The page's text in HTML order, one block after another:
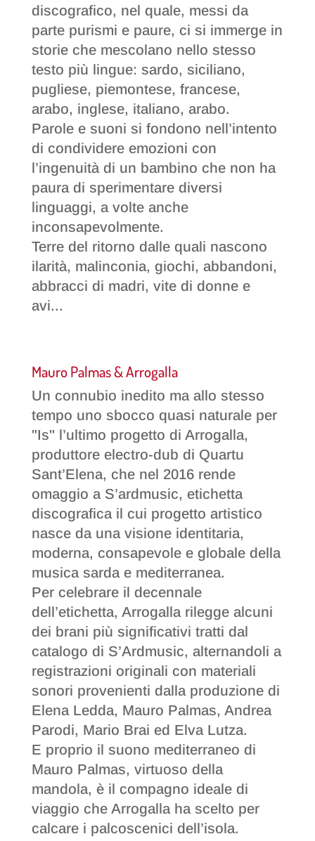
discografico, nel quale, messi da
parte purismi e paure, ci si immerge in
storie che mescolano nello stesso
testo più lingue: sardo, siciliano,
pugliese, piemontese, francese,
arabo, inglese, italiano, arabo.
Parole e suoni si fondono nell’intento
di condividere emozioni con
l’ingenuità di un bambino che non ha
paura di sperimentare diversi
linguaggi, a volte anche
inconsapevolmente.
Terre del ritorno dalle quali nascono
ilarità, malinconia, giochi, abbandoni,
abbracci di madri, vite di donne e
avi...
Mauro Palmas & Arrogalla
Un connubio inedito ma allo stesso
tempo uno sbocco quasi naturale per
"Is" l’ultimo progetto di Arrogalla,
produttore electro-dub di Quartu
Sant’Elena, che nel 2016 rende
omaggio a S’ardmusic, etichetta
discografica il cui progetto artistico
nasce da una visione identitaria,
moderna, consapevole e globale della
musica sarda e mediterranea.
Per celebrare il decennale
dell’etichetta, Arrogalla rilegge alcuni
dei brani più significativi tratti dal
catalogo di S’Ardmusic, alternandoli a
registrazioni originali con materiali
sonori provenienti dalla produzione di
Elena Ledda, Mauro Palmas, Andrea
Parodi, Mario Brai ed Elva Lutza.
E proprio il suono mediterraneo di
Mauro Palmas, virtuoso della
mandola, è il compagno ideale di
viaggio che Arrogalla ha scelto per
calcare i palcoscenici dell’isola.